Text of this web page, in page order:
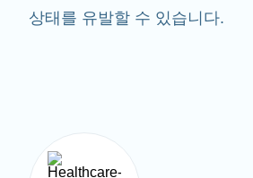
상태를 유발할 수 있습니다.